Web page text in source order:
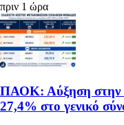
πριν 1 ώρα
ΠΑΟΚ: Αύξηση στην
27,4% στο γενικό